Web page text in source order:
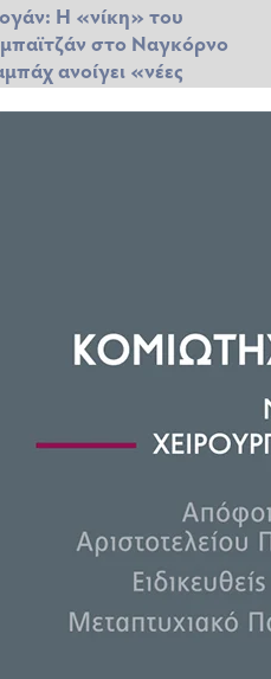
Η «νίκη» του
στο Ναγκόρνο
ανοίγει «νέες
για ομαλοποίηση»
στο Ναγκόρνο
Περιμένουμε να
ειρηνικά η
λέει ο Πούτιν
20.09.2023 18:23